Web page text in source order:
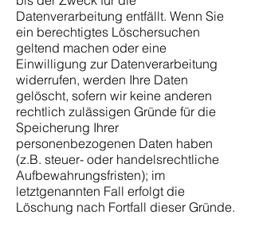
Datenverarbeitung entfällt. Wenn Sie
ein berechtigtes Löschersuchen
geltend machen oder eine
Einwilligung zur Datenverarbeitung
widerrufen, werden Ihre Daten
gelöscht, sofern wir keine anderen
rechtlich zulässigen Gründe für die
Speicherung Ihrer
personenbezogenen Daten haben
(z.B. steuer- oder handelsrechtliche
Aufbewahrungsfristen); im
letztgenannten Fall erfolgt die
Löschung nach Fortfall dieser Gründe.